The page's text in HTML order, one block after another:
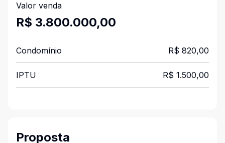
Valor venda
R$ 3.800.000,00
Condomínio R$ 820,00
IPTU R$ 1.500,00
Proposta